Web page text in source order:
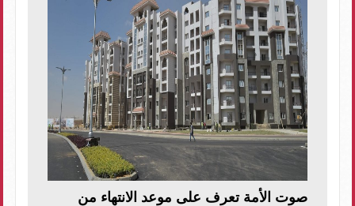
صوت الأمة تعرف على موعد الانتهاء من